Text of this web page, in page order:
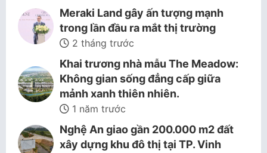
Meraki Land gây ấn tượng mạnh
trong lần đầu ra mắt thị trường
2 tháng trước
Khai trương nhà mẫu The Meadow:
Không gian sống đẳng cấp giữa
mảnh xanh thiên nhiên.
1 năm trước
Nghệ An giao gần 200.000 m2 đất
xây dựng khu đô thị tại TP. Vinh